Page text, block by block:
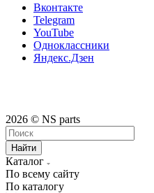
Вконтакте
Telegram
YouTube
Одноклассники
Яндекс.Дзен
2026 © NS parts
Найти
Каталог
По всему сайту
По каталогу